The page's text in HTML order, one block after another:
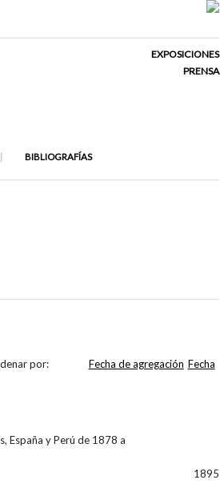
EXPOSICIONES
PRENSA
BIBLIOGRAFÍAS
por: Fecha de agregación Fecha
España y Perú de 1878 a
1895